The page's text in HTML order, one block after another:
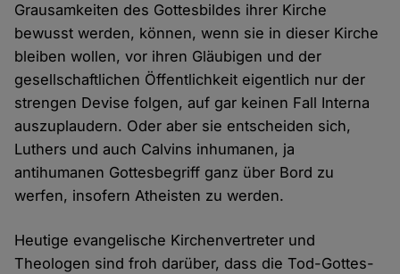
Grausamkeiten des Gottesbildes ihrer Kirche
bewusst werden, können, wenn sie in dieser Kirche
bleiben wollen, vor ihren Gläubigen und der
gesellschaftlichen Öffentlichkeit eigentlich nur der
strengen Devise folgen, auf gar keinen Fall Interna
auszuplaudern. Oder aber sie entscheiden sich,
Luthers und auch Calvins inhumanen, ja
antihumanen Gottesbegriff ganz über Bord zu
werfen, insofern Atheisten zu werden.
Heutige evangelische Kirchenvertreter und
Theologen sind froh darüber, dass die Tod-Gottes-